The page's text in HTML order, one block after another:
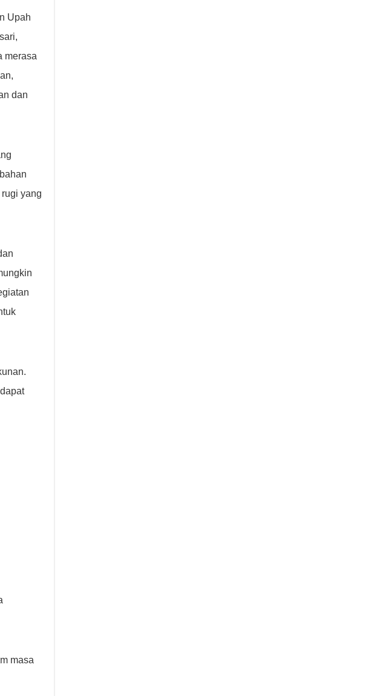
Upah
merasa
dan
yang
masa